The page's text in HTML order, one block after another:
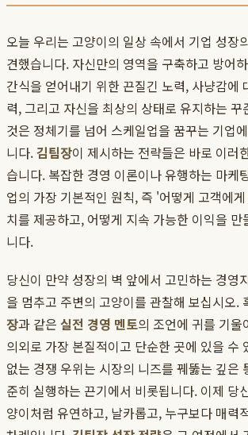
오늘 우리는 고양이의 일상 속에서 기업 성장
견했습니다. 자신만의 영역을 구축하고 방어
간식을 얻어내기 위한 끈질긴 노력, 사냥감에
력, 그리고 자신을 최상의 상태로 유지하는 꾸
것은 정체기를 넘어 스케일업을 꿈꾸는 기업
니다.김팀장이 제시하는 전략들은 바로 이러
습니다. 복잡한 경영 이론이나 유행하는 마케
업의 가장 기본적인 원칙, 즉 '어떻게 고객에
치를 제공하고, 어떻게 지속 가능한 이익을
니다.
당신이 만약 성장의 벽 앞에서 고민하는 경영
을 멈추고 주변의 고양이를 관찰해 보십시오.
장과 같은 실전 경영 멘토의 조언에 귀를 기
의외로 가장 본질적이고 단순한 곳에 있을 수
없는 경쟁 우위는 시장의 니즈를 꿰뚫는 깊은
준히 실행하는 끈기에서 비롯됩니다. 이제 당
양이처럼 유연하고, 날카롭고, 누구보다 매력